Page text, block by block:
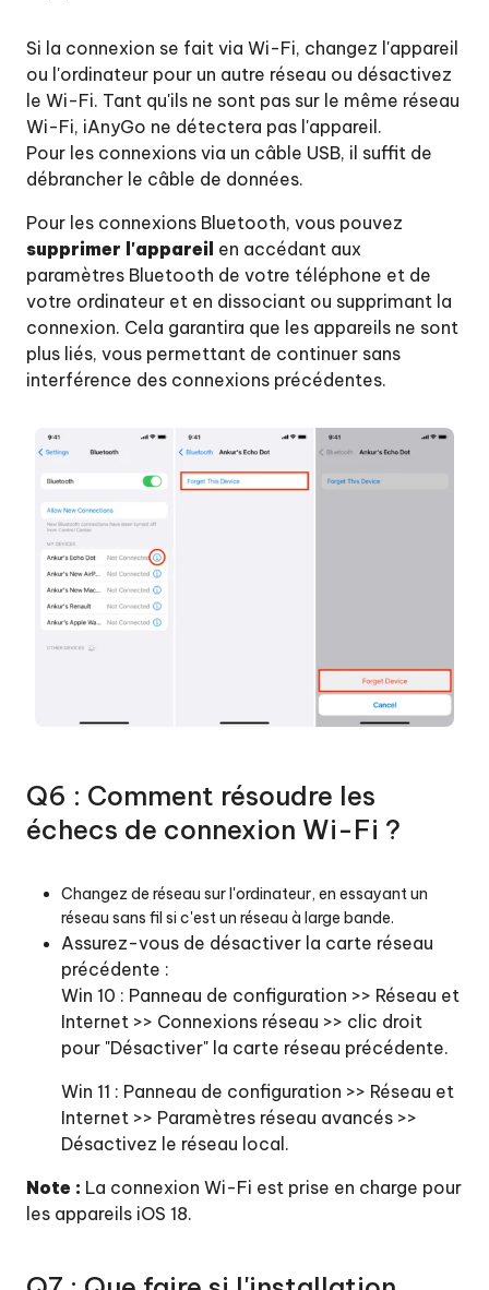
Si la connexion se fait via Wi-Fi, changez l'appareil
ou l'ordinateur pour un autre réseau ou désactivez
le Wi-Fi. Tant qu'ils ne sont pas sur le même réseau
Wi-Fi, iAnyGo ne détectera pas l'appareil.
Pour les connexions via un câble USB, il suffit de
débrancher le câble de données.
Pour les connexions Bluetooth, vous pouvez
supprimer l'appareil en accédant aux
paramètres Bluetooth de votre téléphone et de
votre ordinateur et en dissociant ou supprimant la
connexion. Cela garantira que les appareils ne sont
plus liés, vous permettant de continuer sans
interférence des connexions précédentes.
Q6 : Comment résoudre les
échecs de connexion Wi-Fi ?
Changez de réseau sur l'ordinateur, en essayant un
réseau sans fil si c'est un réseau à large bande.
Assurez-vous de désactiver la carte réseau
précédente :
Win 10 : Panneau de configuration >> Réseau et
Internet >> Connexions réseau >> clic droit
pour "Désactiver" la carte réseau précédente.
Win 11 : Panneau de configuration >> Réseau et
Internet >> Paramètres réseau avancés >>
Désactivez le réseau local.
Note : La connexion Wi-Fi est prise en charge pour
les appareils iOS 18.